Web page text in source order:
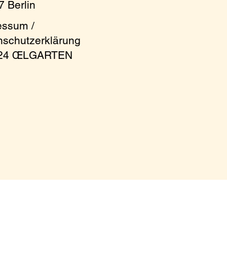
Berlin
/
ŒLGARTEN